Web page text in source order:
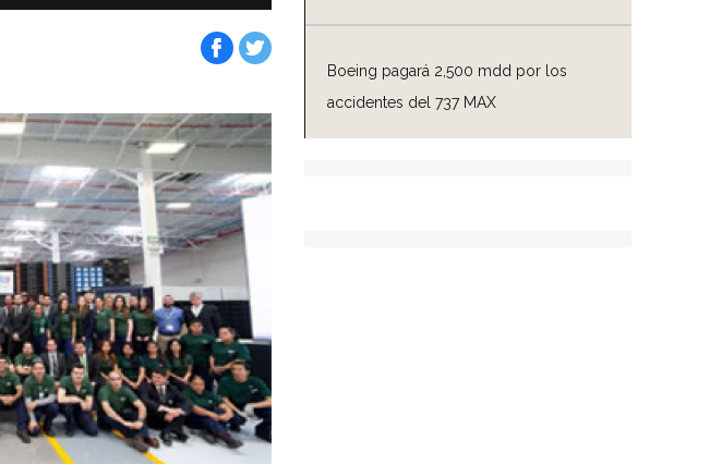
Boeing pagará 2,500 mdd por los
accidentes del 737 MAX